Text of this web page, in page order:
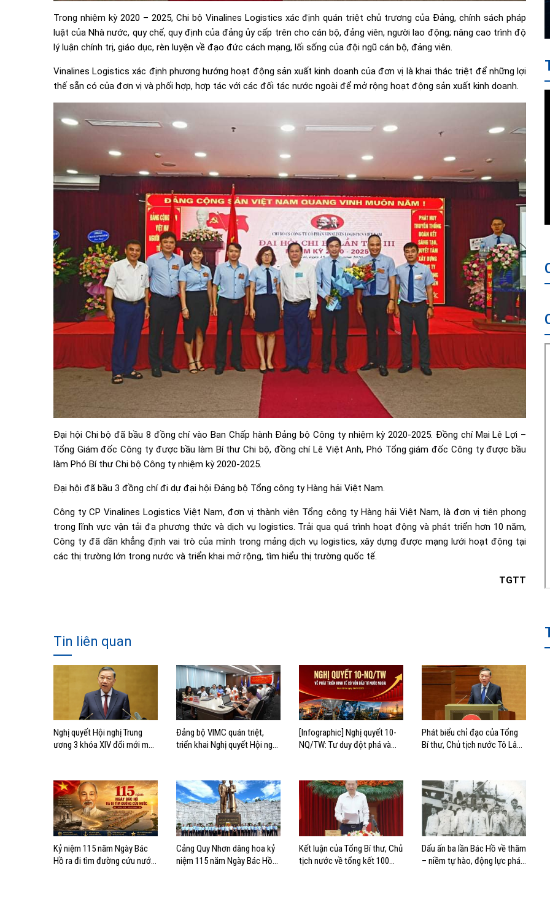
Trong nhiệm kỳ 2020 – 2025, Chi bộ Vinalines Logistics xác định quán triệt chủ trương của Đảng, chính sách pháp
luật của Nhà nước, quy chế, quy định của đảng ủy cấp trên cho cán bộ, đảng viên, người lao động; nâng cao trình độ
lý luận chính trị, giáo dục, rèn luyện về đạo đức cách mạng, lối sống của đội ngũ cán bộ, đảng viên.
Vinalines Logistics xác định phương hướng hoạt động sản xuất kinh doanh của đơn vị là khai thác triệt để những lợi
thế sẵn có của đơn vị và phối hợp, hợp tác với các đối tác nước ngoài để mở rộng hoạt động sản xuất kinh doanh.
Đại hội Chi bộ đã bầu 8 đồng chí vào Ban Chấp hành Đảng bộ Công ty nhiệm kỳ 2020-2025. Đồng chí Mai Lê Lợi –
Tổng Giám đốc Công ty được bầu làm Bí thư Chi bộ, đồng chí Lê Việt Anh, Phó Tổng giám đốc Công ty được bầu
làm Phó Bí thư Chi bộ Công ty nhiệm kỳ 2020-2025.
Đại hội đã bầu 3 đồng chí đi dự đại hội Đảng bộ Tổng công ty Hàng hải Việt Nam.
Công ty CP Vinalines Logistics Việt Nam, đơn vị thành viên Tổng công ty Hàng hải Việt Nam, là đơn vị tiên phong
trong lĩnh vực vận tải đa phương thức và dịch vụ logistics. Trải qua quá trình hoạt động và phát triển hơn 10 năm,
Công ty đã dần khẳng định vai trò của mình trong mảng dịch vụ logistics, xây dựng được mạng lưới hoạt động tại
các thị trường lớn trong nước và triển khai mở rộng, tìm hiểu thị trường quốc tế.
TGTT
Tin liên quan
Nghị quyết Hội nghị Trung
ương 3 khóa XIV đổi mới mô
Đảng bộ VIMC quán triệt,
triển khai Nghị quyết Hội nghị
[Infographic] Nghị quyết 10-
NQ/TW: Tư duy đột phá và
Phát biểu chỉ đạo của Tổng
Bí thư, Chủ tịch nước Tô Lâm
Kỷ niệm 115 năm Ngày Bác
Hồ ra đi tìm đường cứu nước:
Cảng Quy Nhơn dâng hoa kỷ
niệm 115 năm Ngày Bác Hồ
Kết luận của Tổng Bí thư, Chủ
tịch nước về tổng kết 100
Dấu ấn ba lần Bác Hồ về thăm
– niềm tự hào, động lực phát